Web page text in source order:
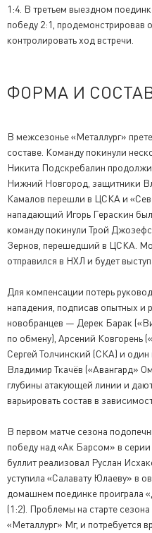
1:4. В третьем выездном
победу 2:1, продемонстрировав
контролировать ход встречи.
ФОРМА И
В межсезонье «Металлург»
составе. Команду покинули
Никита Подскребалин
Нижний Новгород, защитники
Камалов перешли в ЦСКА и
нападающий Игорь Гераскин
команду покинули Трой
Зернов, перешедший в ЦСКА.
отправился в НХЛ и будет
Для компенсации потерь
нападения, подписав опытных и
новобранцев — Дерек Барак
по обмену), Арсений Ковгорень
Сергей Толчинский (СКА) и один
Владимир Ткачёв («Авангард»
глубины атакующей линии и
варьировать состав в
В первом матче сезона
победу над «Ак Барсом» в
буллит реализовал Руслан
уступила «Салавату Юлаеву» в
домашнем поединке проиграла
(1:2). Проблемы на старте
«Металлург» Мг, и потребуется